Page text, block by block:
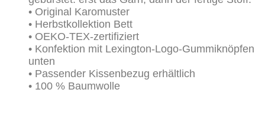
• Original Karomuster
• Herbstkollektion Bett
• OEKO-TEX-zertifiziert
• Konfektion mit Lexington-Logo-Gummiknöpfen
unten
• Passender Kissenbezug erhältlich
• 100 % Baumwolle